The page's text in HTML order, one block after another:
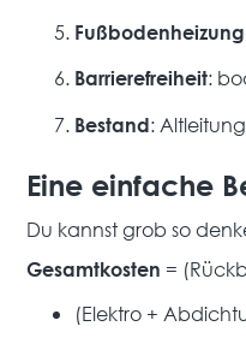
Barrierefreiheit:
Bestand:
Eine einfache
Du kannst grob so
Gesamtkosten =
(Elektro +